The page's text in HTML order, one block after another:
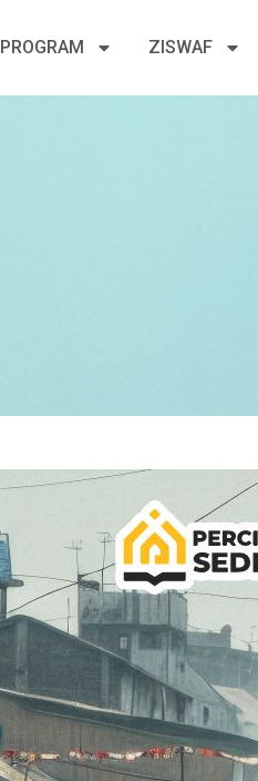
PROGRAM ZISWAF